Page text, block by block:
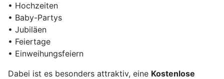
• Hochzeiten
• Baby-Partys
• Jubiläen
• Feiertage
• Einweihungsfeiern
Dabei ist es besonders attraktiv, eine Kostenlose